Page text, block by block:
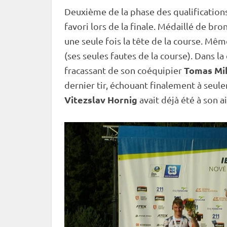
Deuxième de la phase des
favori lors de la finale. Médaillé de
une seule fois la tête de la course.
(ses seules fautes de la course). Dans
fracassant de son coéquipierTomas
dernier tir, échouant finalement à
Vitezslav Hornig avait déjà été à son